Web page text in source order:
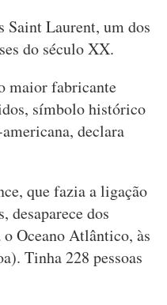
Saint Laurent, um dos
do século XX.
maior fabricante
símbolo histórico
declara
que fazia a ligação
desaparece dos
o Oceano Atlântico, às
Tinha 228 pessoas